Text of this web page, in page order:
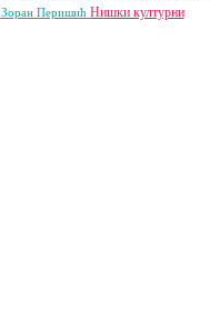
Зоран Перишић Нишки културни